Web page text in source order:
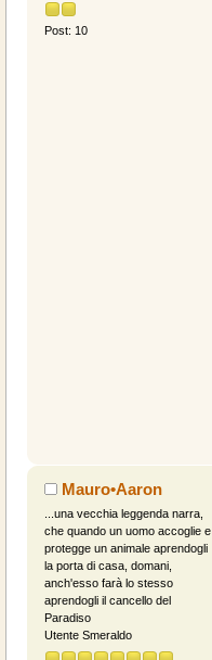
Post: 10
Mauro•Aaron
...una vecchia leggenda narra,
che quando un uomo accoglie e
protegge un animale aprendogli
la porta di casa, domani,
anch'esso farà lo stesso
aprendogli il cancello del
Paradiso
Utente Smeraldo